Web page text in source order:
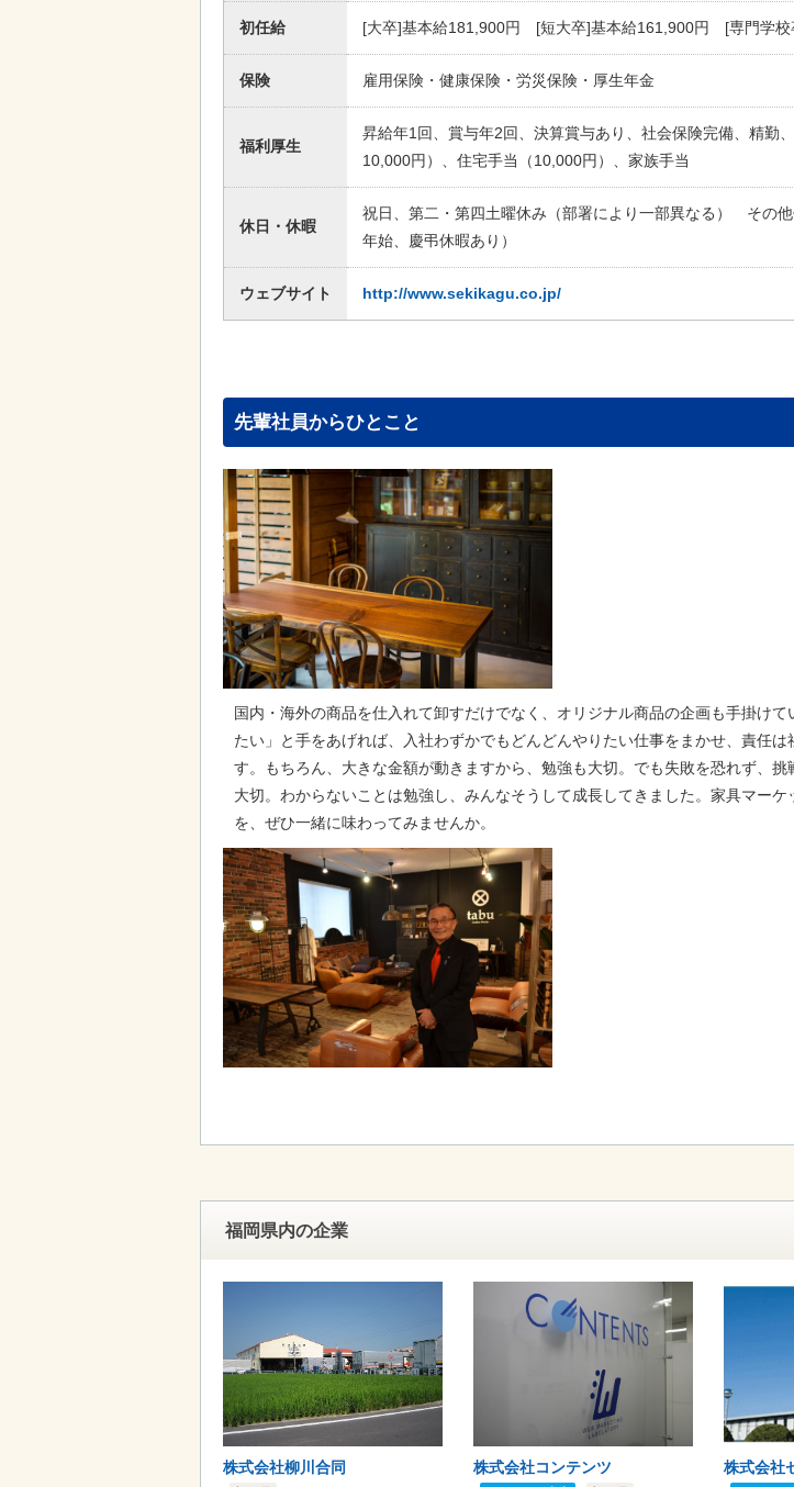
初任給 [大卒]基本給181,900円 [短大卒]基本給161,900円 [専門学校
保険 雇用保険・健康保険・労災保険・厚生年金
福利厚生
昇給年1回、賞与年2回、決算賞与あり、社会保険完備、精勤
10,000円）、住宅手当（10,000円）、家族手当
休日・休暇
祝日、第二・第四土曜休み（部署により一部異なる） その
年始、慶弔休暇あり）
ウェブサイト http://www.sekikagu.co.jp/
先輩社員からひとこと
国内・海外の商品を仕入れて卸すだけでなく、オリジナル商品の企画も手掛けて
たい」と手をあげれば、入社わずかでもどんどんやりたい仕事をまかせ、責任は
す。もちろん、大きな金額が動きますから、勉強も大切。でも失敗を恐れず、挑
大切。わからないことは勉強し、みんなそうして成長してきました。家具マーケ
を、ぜひ一緒に味わってみませんか。
福岡県内の企業
株式会社柳川合同 株式会社コンテンツ 株式会社